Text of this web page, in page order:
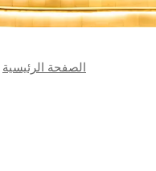
الصفحة الرئيسية